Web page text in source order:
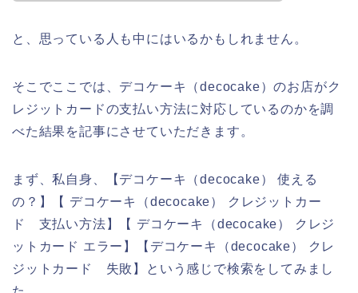
と、思っている人も中にはいるかもしれません。
そこでここでは、デコケーキ（decocake）のお店がク
レジットカードの支払い方法に対応しているのかを調
べた結果を記事にさせていただきます。
まず、私自身、【デコケーキ（decocake） 使える
の？】【 デコケーキ（decocake） クレジットカー
ド 支払い方法】【 デコケーキ（decocake） クレジ
ットカード エラー】【デコケーキ（decocake） クレ
ジットカード 失敗】という感じで検索をしてみまし